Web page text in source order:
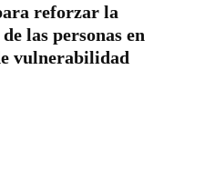
reforzar la
las personas en
vulnerabilidad